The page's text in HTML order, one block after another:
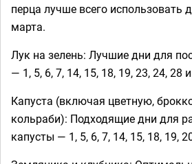
перца лучше всего использовать
марта.
Лук на зелень: Лучшие дни для
— 1, 5, 6, 7, 14, 15, 18, 19, 23, 24, 28
Капуста (включая цветную,
кольраби): Подходящие дни для
капусты — 1, 5, 6, 7, 14, 15, 18, 19,